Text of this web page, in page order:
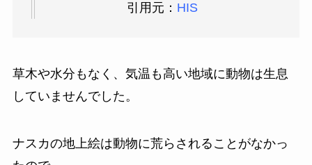
引用元： HIS
草木や水分もなく、気温も高い地域に動物は生息
していませんでした。
ナスカの地上絵は動物に荒らされることがなかっ